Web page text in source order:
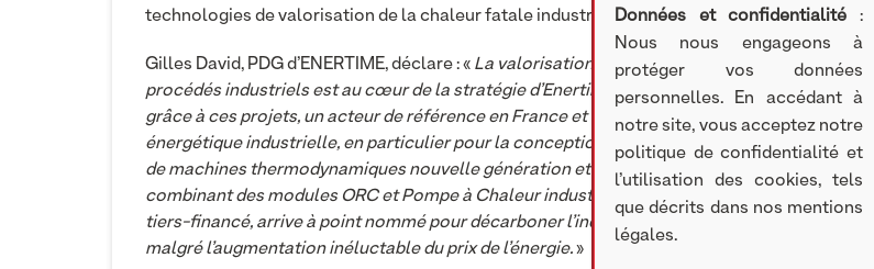
technologies de valorisation de la chaleur fatale industrielle.
Gilles David, PDG d’ENERTIME, déclare : « La valorisation de l’énergie perdue dans les
procédés industriels est au cœur de la stratégie d’Enertime. Notre objectif est de devenir,
grâce à ces projets, un acteur de référence en France et sur le marché mondial de l’efficacité
énergétique industrielle, en particulier pour la conception, la fabrication et la mise en œuvre
de machines thermodynamiques nouvelle génération et de forte puissance. Notre offre,
combinant des modules ORC et Pompe à Chaleur industrielles, y compris sur un modèle
tiers-financé, arrive à point nommé pour décarboner l’industrie européenne et la pérenniser
malgré l’augmentation inéluctable du prix de l’énergie.»
Données et confidentialité :
Nous nous engageons à
protéger vos données
personnelles. En accédant à
notre site, vous acceptez notre
politique de confidentialité et
l’utilisation des cookies, tels
que décrits dans nos mentions
légales.